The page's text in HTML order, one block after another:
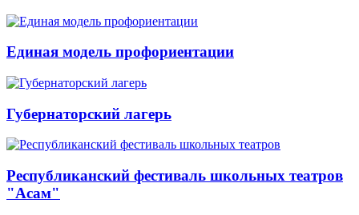
Единая модель профориентации
Губернаторский лагерь
Республиканский фестиваль школьных театров
"Асам"